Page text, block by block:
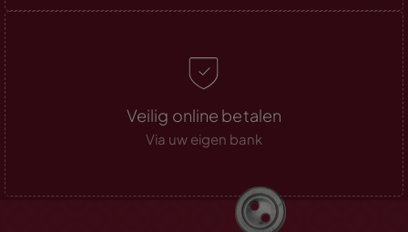
Veilig online betalen
Via uw eigen bank